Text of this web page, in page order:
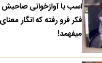
اسب با آوازخوانی
فکر فرو رفته که انگار
میفهمد!